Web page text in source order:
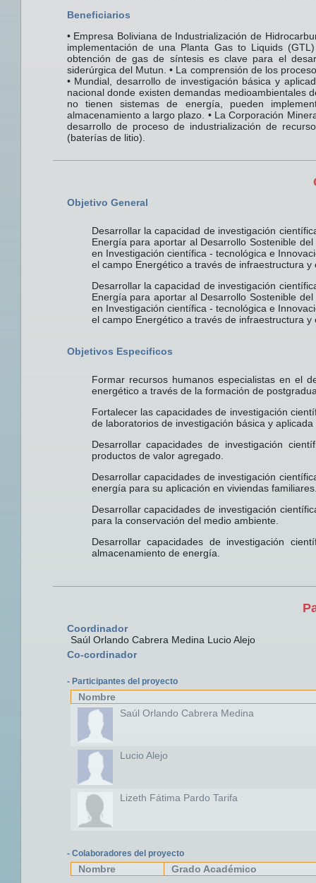
Beneficiarios
• Empresa Boliviana de Industrialización de
implementación de una Planta Gas to Liquids
obtención de gas de síntesis es clave para el
siderúrgica del Mutun. • La comprensión de los
• Mundial, desarrollo de investigación básica y
nacional donde existen demandas medioambientales
no tienen sistemas de energía, pueden
almacenamiento a largo plazo. • La Corporación
desarrollo de proceso de industrialización de
(baterías de litio).
Objetivo General
Desarrollar la capacidad de investigación
Energía para aportar al Desarrollo Sostenible
en Investigación científica - tecnológica e
el campo Energético a través de infraestructura y
Desarrollar la capacidad de investigación
Energía para aportar al Desarrollo Sostenible
en Investigación científica - tecnológica e
el campo Energético a través de infraestructura y
Objetivos Especificos
Formar recursos humanos especialistas en el
energético a través de la formación de
Fortalecer las capacidades de investigación
de laboratorios de investigación básica y
Desarrollar capacidades de investigación
productos de valor agregado.
Desarrollar capacidades de investigación
energía para su aplicación en viviendas
Desarrollar capacidades de investigación
para la conservación del medio ambiente.
Desarrollar capacidades de investigación
almacenamiento de energía.
Coordinador
Saúl Orlando Cabrera Medina Lucio Alejo
Co-cordinador
- Participantes del proyecto
Nombre
Saúl Orlando Cabrera Medina
Lucio Alejo
Lizeth Fátima Pardo Tarifa
- Colaboradores del proyecto
Nombre Grado Académico